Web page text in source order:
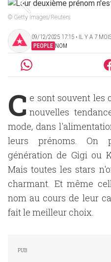
© Getty Images/Reuters
09/12/2025 17:15 ‧ IL Y A 7
PEOPLE NOM
C e sont souvent les
nouvelles
mode, dans
leurs prénoms. On
génération de Gigi ou
Mais toutes les stars
charmant. Et même
nom au cours de leur
fait le meilleur choix.